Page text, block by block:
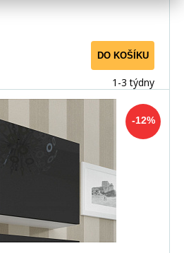
DO KOŠÍKU
1-3 týdny
-12%